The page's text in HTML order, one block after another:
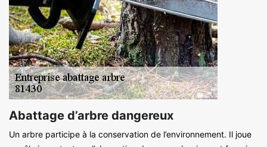
Abattage d’arbre dangereux
Un arbre participe à la conservation de l’environnement. Il joue